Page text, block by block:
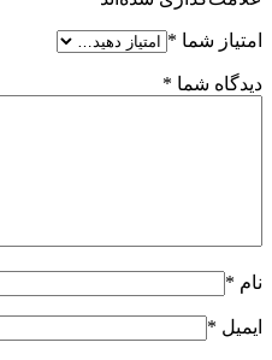
امتیاز شما *
دیدگاه شما *
نام *
ایمیل *